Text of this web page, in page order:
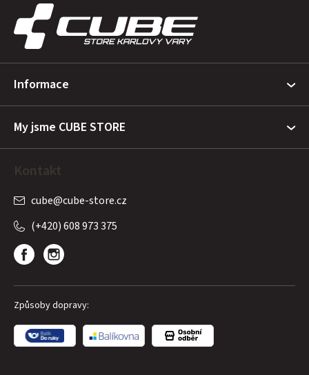
Informace
My jsme CUBE STORE
Kontakt
cube@cube-store.cz
(+420) 608 973 375
Způsoby dopravy: